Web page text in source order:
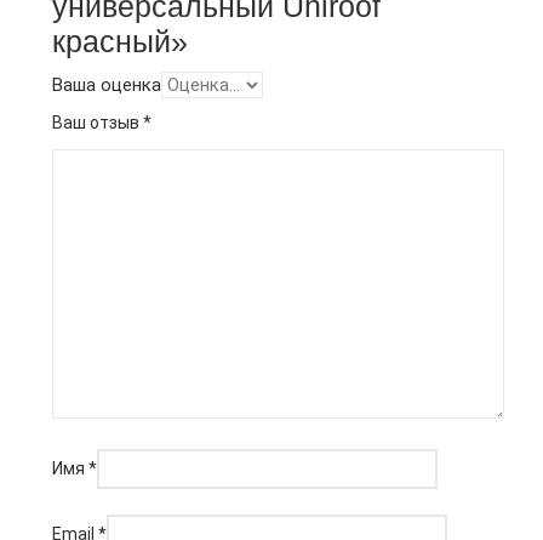
красный»
Ваша оценка
Ваш отзыв *
Имя *
Email *